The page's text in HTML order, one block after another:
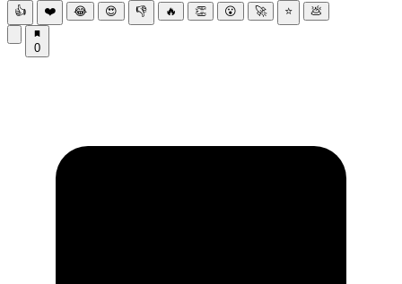
👍 ❤️ 😂 😍 👎 🔥 👏 😮 🚀 ⭐ 💩
0